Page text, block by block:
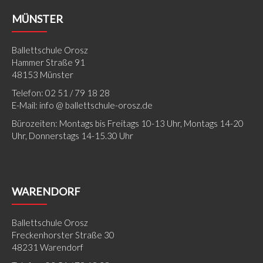
MÜNSTER
Ballettschule Orosz
Hammer Straße 91
48153 Münster
Telefon: 02 51 / 79 18 28
E-Mail: info @ ballettschule-orosz.de
Bürozeiten: Montags bis Freitags 10-13 Uhr, Montags 14-20
Uhr, Donnerstags 14-15.30 Uhr
WARENDORF
Ballettschule Orosz
Freckenhorster Straße 30
48231 Warendorf